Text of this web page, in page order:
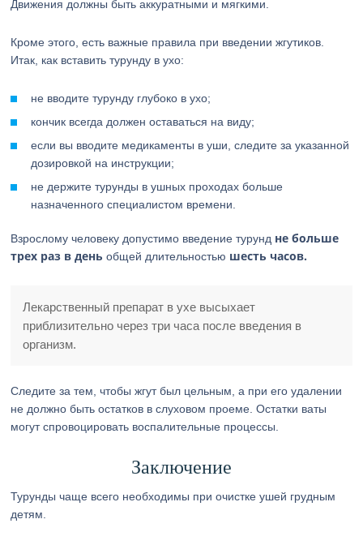
Движения должны быть аккуратными и мягкими.
Кроме этого, есть важные правила при введении жгутиков.
Итак, как вставить турунду в ухо:
не вводите турунду глубоко в ухо;
кончик всегда должен оставаться на виду;
если вы вводите медикаменты в уши, следите за указанной
дозировкой на инструкции;
не держите турунды в ушных проходах больше
назначенного специалистом времени.
Взрослому человеку допустимо введение турунд не больше
трех раз в день общей длительностью шесть часов.
Лекарственный препарат в ухе высыхает
приблизительно через три часа после введения в
организм.
Следите за тем, чтобы жгут был цельным, а при его удалении
не должно быть остатков в слуховом проеме. Остатки ваты
могут спровоцировать воспалительные процессы.
Заключение
Турунды чаще всего необходимы при очистке ушей грудным
детям.